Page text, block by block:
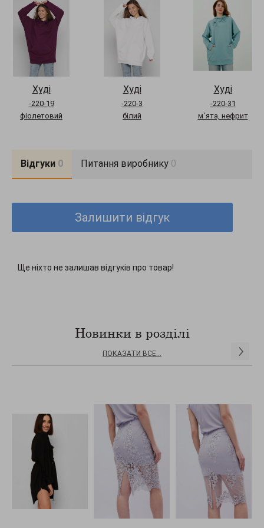
Худі
-220-19
фіолетовий
Худі
-220-3
білий
Худі
-220-31
м`ята, нефрит
Відгуки 0 Питання виробнику 0
Залишити відгук
Ще ніхто не залишав відгуків про товар!
Новинки в розділі
ПОКАЗАТИ ВСЕ...